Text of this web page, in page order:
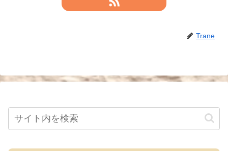
Trane